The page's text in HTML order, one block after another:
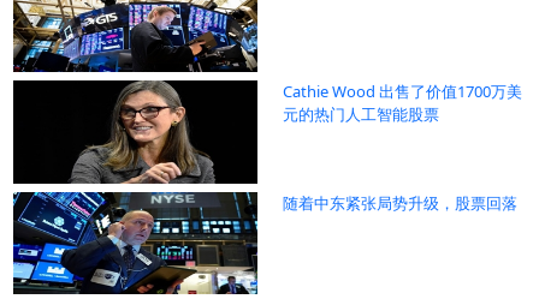
Cathie Wood 出售了价值1700万美
元的热门人工智能股票
随着中东紧张局势升级，股票回落